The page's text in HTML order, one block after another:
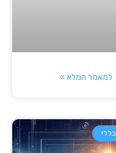
למאמר המלא »
כללי